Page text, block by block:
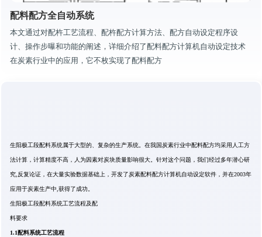
配料配方全自动系统
本文通过对配杵工艺流程、配杵配方计算方法、配方自动设定程序设
计、操作步曝和功能的阐述，详细介绍了配料配方计算机自动设定技术
在炭素行业中的应用，它不枚实现了配料配方
生阳极工段配料系统属于大型的、复杂的生产系统。在我国炭素行业中配料配方均采用人工方
法计算，计算精度不高，人为因素对炭块质量影响很大。针对这个问题，我们经过多年潜心研
究,反复论证，在大量实验数据基础上，开发了炭素配料配方计算机自动设定软件，并在2003年
应用于炭素生产中,获得了成功。
生阳极工段配料系统工艺流程及配
料要求
1.1配料系统工艺流程